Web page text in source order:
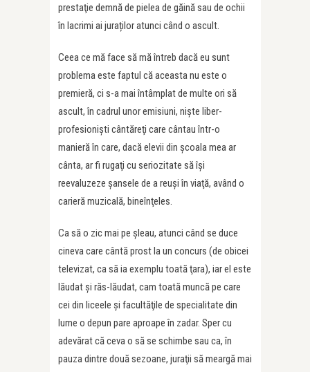
prestaţie demnă de pielea de găină sau de ochii
în lacrimi ai juraților atunci când o ascult.
Ceea ce mă face să mă întreb dacă eu sunt
problema este faptul că aceasta nu este o
premieră, ci s-a mai întâmplat de multe ori să
ascult, în cadrul unor emisiuni, nişte liber-
profesionişti cântăreţi care cântau într-o
manieră în care, dacă elevii din şcoala mea ar
cânta, ar fi rugaţi cu seriozitate să îşi
reevaluzeze şansele de a reuşi în viaţă, având o
carieră muzicală, bineînţeles.
Ca să o zic mai pe şleau, atunci când se duce
cineva care cântă prost la un concurs (de obicei
televizat, ca să ia exemplu toată ţara), iar el este
lăudat şi răs-lăudat, cam toată muncă pe care
cei din liceele şi facultăţile de specialitate din
lume o depun pare aproape în zadar. Sper cu
adevărat că ceva o să se schimbe sau ca, în
pauza dintre două sezoane, juraţii să meargă mai